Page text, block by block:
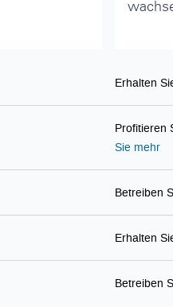
Erhalten
Profitieren
Sie mehr
Betreiben
Erhalten
Betreiben